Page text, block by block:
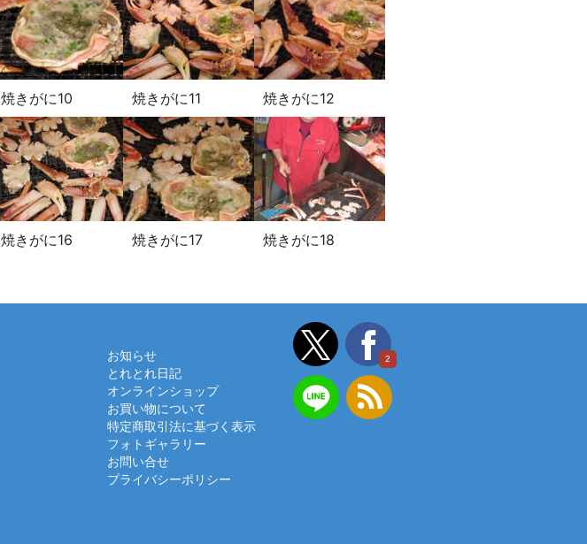
焼きがに10 焼きがに11 焼きがに12
焼きがに16 焼きがに17 焼きがに18
お知らせ
とれとれ日記
オンラインショップ
お買い物について
特定商取引法に基づく表示
フォトギャラリー
お問い合せ
プライバシーポリシー
2